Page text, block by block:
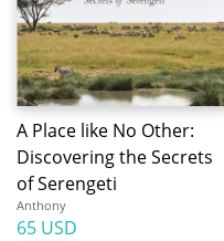
A Place like No Other:
Discovering the Secrets
of Serengeti
Anthony
65 USD